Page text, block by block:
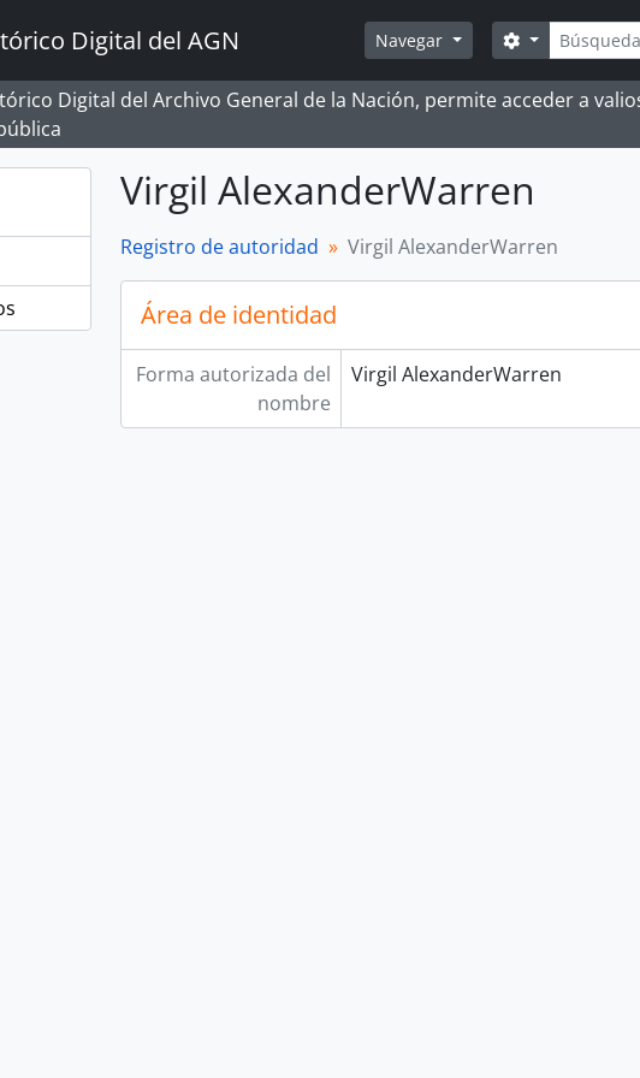
Digital del AGN Navegar Búsqueda
Search options
Digital del Archivo General de la Nación, permite acceder a
Virgil AlexanderWarren
Registro de autoridad Virgil AlexanderWarren
Área de identidad
Forma autorizada del
nombre
Virgil AlexanderWarren